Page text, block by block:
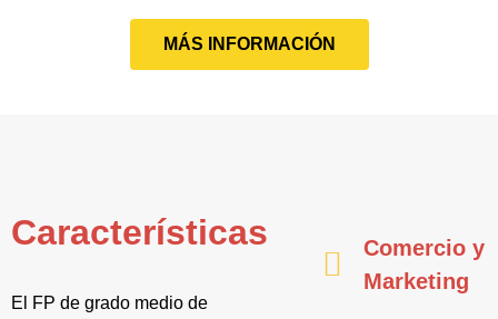
MÁS INFORMACIÓN
Características
El FP de grado medio de
Comercio y
Marketing